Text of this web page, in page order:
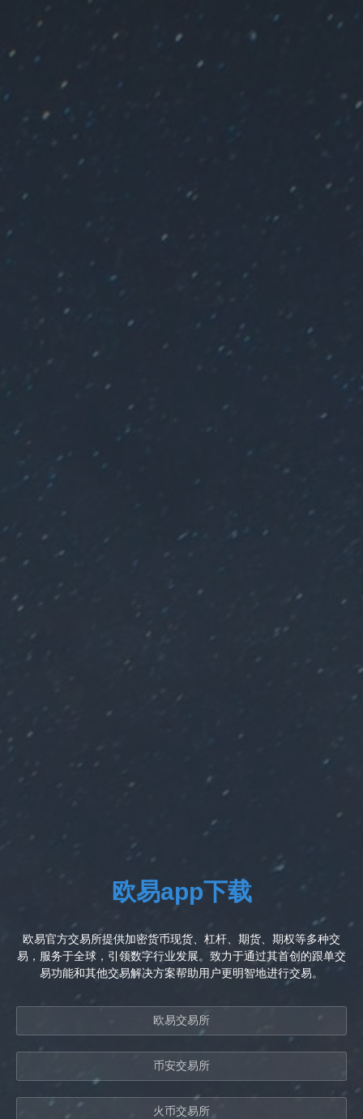
欧易app下载
欧易官方交易所提供加密货币现货、杠杆、期货、期权等多种交
易，服务于全球，引领数字行业发展。致力于通过其首创的跟单交
易功能和其他交易解决方案帮助用户更明智地进行交易。
欧易交易所
币安交易所
火币交易所